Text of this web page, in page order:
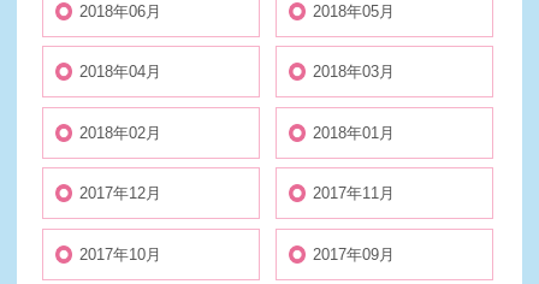
2018年06月 2018年05月
2018年04月 2018年03月
2018年02月 2018年01月
2017年12月 2017年11月
2017年10月 2017年09月